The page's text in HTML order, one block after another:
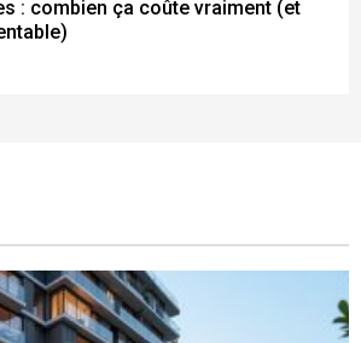
: combien ça coûte vraiment (et